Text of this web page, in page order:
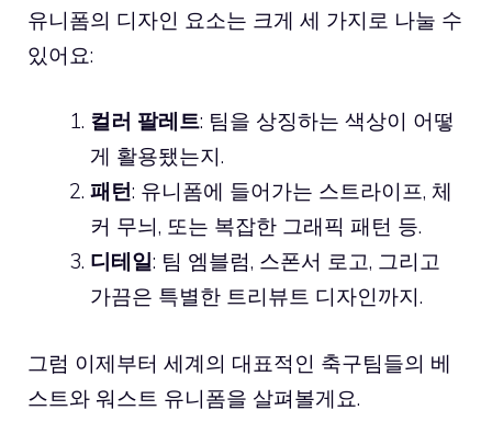
유니폼의 디자인 요소는 크게 세 가지로 나눌 수
있어요:
컬러 팔레트: 팀을 상징하는 색상이 어떻
게 활용됐는지.
패턴: 유니폼에 들어가는 스트라이프, 체
커 무늬, 또는 복잡한 그래픽 패턴 등.
디테일: 팀 엠블럼, 스폰서 로고, 그리고
가끔은 특별한 트리뷰트 디자인까지.
그럼 이제부터 세계의 대표적인 축구팀들의 베
스트와 워스트 유니폼을 살펴볼게요.